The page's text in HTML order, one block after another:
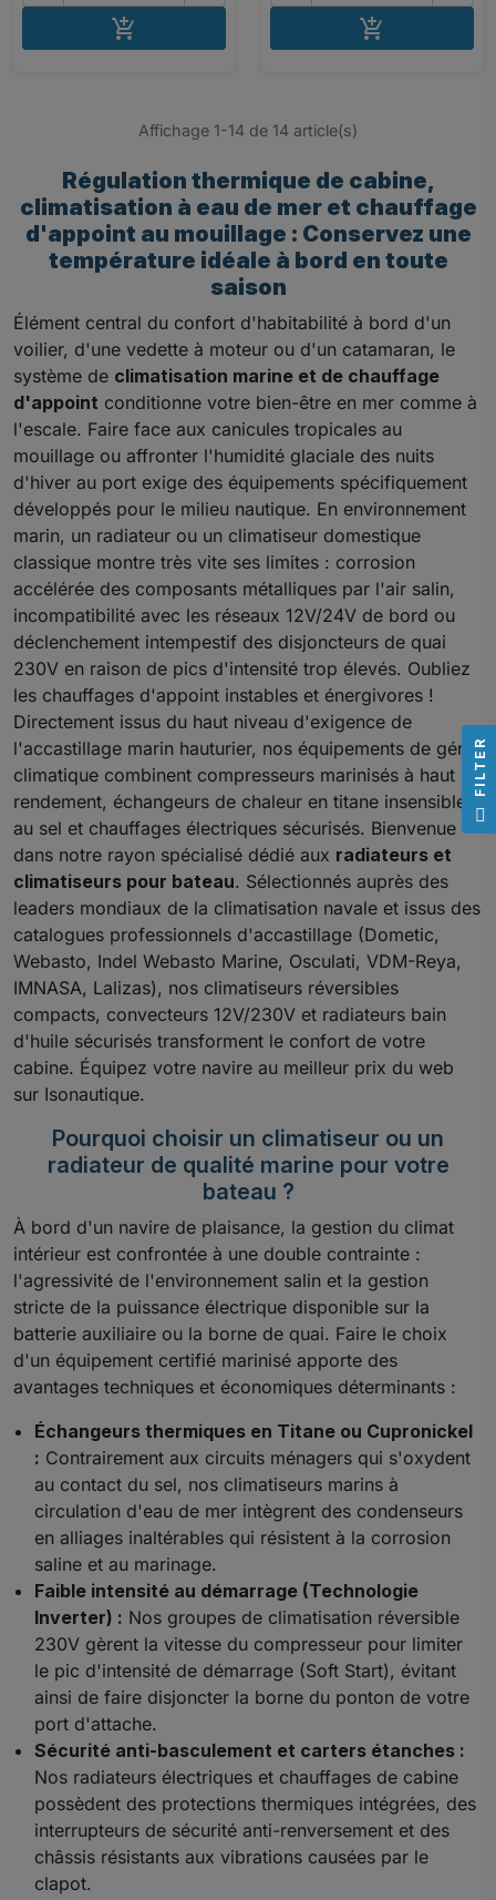
 
Affichage 1-14 de 14 article(s)
Régulation thermique de cabine,
climatisation à eau de mer et chauffage
d'appoint au mouillage : Conservez une
température idéale à bord en toute
saison
Élément central du confort d'habitabilité à bord d'un
voilier, d'une vedette à moteur ou d'un catamaran, le
système de climatisation marine et de chauffage
d'appoint conditionne votre bien-être en mer comme à
l'escale. Faire face aux canicules tropicales au
mouillage ou affronter l'humidité glaciale des nuits
d'hiver au port exige des équipements spécifiquement
développés pour le milieu nautique. En environnement
marin, un radiateur ou un climatiseur domestique
classique montre très vite ses limites : corrosion
accélérée des composants métalliques par l'air salin,
incompatibilité avec les réseaux 12V/24V de bord ou
déclenchement intempestif des disjoncteurs de quai
230V en raison de pics d'intensité trop élevés. Oubliez
les chauffages d'appoint instables et énergivores !
Directement issus du haut niveau d'exigence de
l'accastillage marin hauturier, nos équipements de génie
climatique combinent compresseurs marinisés à haut
rendement, échangeurs de chaleur en titane insensibles
au sel et chauffages électriques sécurisés. Bienvenue
dans notre rayon spécialisé dédié aux radiateurs et
climatiseurs pour bateau. Sélectionnés auprès des
leaders mondiaux de la climatisation navale et issus des
catalogues professionnels d'accastillage (Dometic,
Webasto, Indel Webasto Marine, Osculati, VDM-Reya,
IMNASA, Lalizas), nos climatiseurs réversibles
compacts, convecteurs 12V/230V et radiateurs bain
d'huile sécurisés transforment le confort de votre
cabine. Équipez votre navire au meilleur prix du web
sur Isonautique.
Pourquoi choisir un climatiseur ou un
radiateur de qualité marine pour votre
bateau ?
À bord d'un navire de plaisance, la gestion du climat
intérieur est confrontée à une double contrainte :
l'agressivité de l'environnement salin et la gestion
stricte de la puissance électrique disponible sur la
batterie auxiliaire ou la borne de quai. Faire le choix
d'un équipement certifié marinisé apporte des
avantages techniques et économiques déterminants :
Échangeurs thermiques en Titane ou Cupronickel
: Contrairement aux circuits ménagers qui s'oxydent
au contact du sel, nos climatiseurs marins à
circulation d'eau de mer intègrent des condenseurs
en alliages inaltérables qui résistent à la corrosion
saline et au marinage.
Faible intensité au démarrage (Technologie
Inverter) : Nos groupes de climatisation réversible
230V gèrent la vitesse du compresseur pour limiter
le pic d'intensité de démarrage (Soft Start), évitant
ainsi de faire disjoncter la borne du ponton de votre
port d'attache.
Sécurité anti-basculement et carters étanches :
Nos radiateurs électriques et chauffages de cabine
possèdent des protections thermiques intégrées, des
interrupteurs de sécurité anti-renversement et des
châssis résistants aux vibrations causées par le
clapot.
R